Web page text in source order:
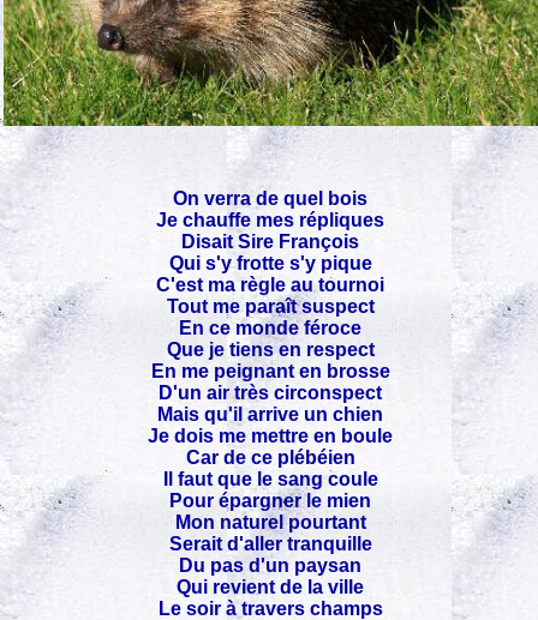
On verra de quel bois
Je chauffe mes répliques
Disait Sire François
Qui s'y frotte s'y pique
C'est ma règle au tournoi
Tout me paraît suspect
En ce monde féroce
Que je tiens en respect
En me peignant en brosse
D'un air très circonspect
Mais qu'il arrive un chien
Je dois me mettre en boule
Car de ce plébéien
Il faut que le sang coule
Pour épargner le mien
Mon naturel pourtant
Serait d'aller tranquille
Du pas d'un paysan
Qui revient de la ville
Le soir à travers champs